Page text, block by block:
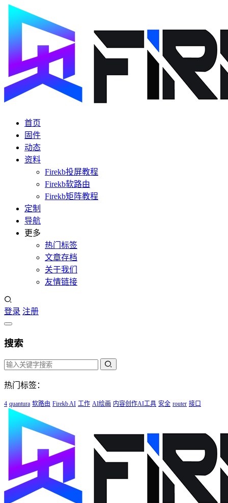
首页
固件
动态
资料
Firekb投屏教程
Firekb软路由
Firekb矩阵教程
定制
导航
更多
热门标签
文章存档
关于我们
友情链接
登录 注册
搜索
热门标签：
4 quantura 软路由 Firekb AI 工作 AI绘画 内容创作AI工具 安全 router 接口